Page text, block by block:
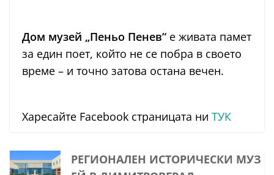
Дом музей „Пеньо Пенев“ е живата памет
за един поет, който не се побра в своето
време – и точно затова остана вечен.
Харесайте Facebook страницата ни ТУК
РЕГИОНАЛЕН ИСТОРИЧЕСКИ МУЗ